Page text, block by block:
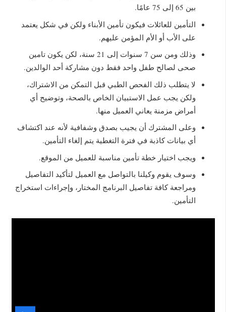
بين 65 إلى 75 عامًا.
التأمين للعائلات فيكون تأمين الأبناء ولكن في شكل يعتمد
على الأب أو الأم المؤمن عليهم.
وذلك ومن سن 7 سنوات إلى 21 سنة، لكن يكون تامين
صحى لصالح طفل واحد فقط دون مشاركة أحد الوالدين.
لا يتطلب ذلك الفحص الطبي قبل التمكن من الاشتراك،
ولكن يجب عمل الاستبيان الخاص بالصحة، وتوضيح أي
أمراض مزمنة يعاني العميل منها.
وعلى المشترك أن يجيب بصدق وشفافية لأنه عند اكتشاف
أي بيانات كاذبة في فترة التغطية يتم إلغاء التأمين.
ويجب اختيار خطة تأمين مناسبة للعميل من الموقع.
وسوف يقوم وكيلنا بالتواصل مع العميل لتأكيد التفاصيل
ومراجعة كافة تفاصيل البرنامج المختار، وإجراءات استخراج
التأمين.